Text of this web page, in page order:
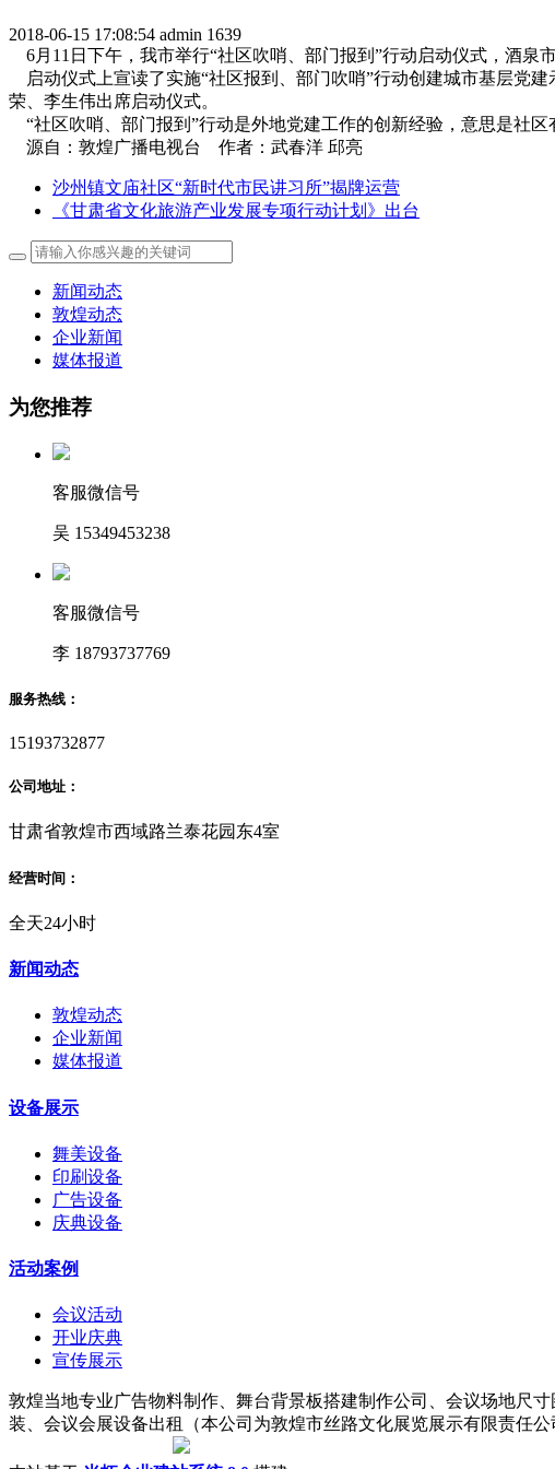
2018-06-15 17:08:54 admin 1639
6月11日下午，我市举行“社区吹哨、部门报到”行动启动仪式，酒泉
启动仪式上宣读了实施“社区报到、部门吹哨”行动创建城市基层党
荣、李生伟出席启动仪式。
“社区吹哨、部门报到”行动是外地党建工作的创新经验，意思是社
源自：敦煌广播电视台 作者：武春洋 邱亮
沙州镇文庙社区“新时代市民讲习所”揭牌运营
《甘肃省文化旅游产业发展专项行动计划》出台
新闻动态
敦煌动态
企业新闻
媒体报道
为您推荐
客服微信号
吴 15349453238
客服微信号
李 18793737769
服务热线：
15193732877
公司地址：
甘肃省敦煌市西域路兰泰花园东4室
经营时间：
全天24小时
新闻动态
敦煌动态
企业新闻
媒体报道
设备展示
舞美设备
印刷设备
广告设备
庆典设备
活动案例
会议活动
开业庆典
宣传展示
敦煌当地专业广告物料制作、舞台背景板搭建制作公司、会议场地尺
装、会议会展设备出租（本公司为敦煌市丝路文化展览展示有限责任